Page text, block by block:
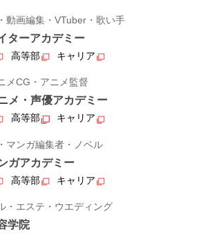
動画編集・VTuber・歌い手
ターアカデミー
高等部 キャリア
メCG・アニメ監督
メ・声優アカデミー
高等部 キャリア
マンガ編集者・ノベル
ガアカデミー
高等部 キャリア
・エステ・ウエディング
学院